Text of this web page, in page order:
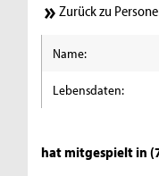
Zurück zu
Name:
Lebensdaten:
hat mitgespielt in